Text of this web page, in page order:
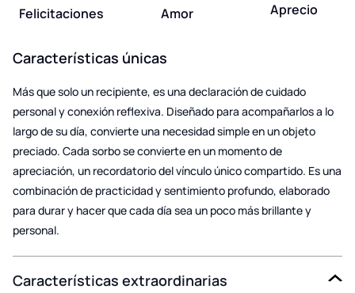
Felicitaciones Amor Aprecio
Características únicas
Más que solo un recipiente, es una declaración de cuidado
personal y conexión reflexiva. Diseñado para acompañarlos a lo
largo de su día, convierte una necesidad simple en un objeto
preciado. Cada sorbo se convierte en un momento de
apreciación, un recordatorio del vínculo único compartido. Es una
combinación de practicidad y sentimiento profundo, elaborado
para durar y hacer que cada día sea un poco más brillante y
personal.
Características extraordinarias